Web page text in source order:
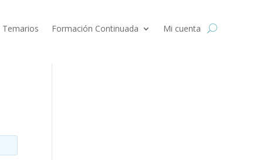
Formación Continuada Mi cuenta